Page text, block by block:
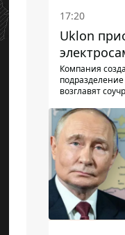
17:20
Uklon
Компания
возглавят